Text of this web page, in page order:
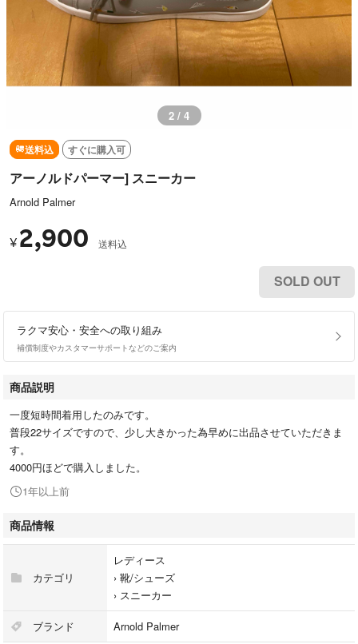
2 / 4
送料込 すぐに購入可
アーノルドパーマー] スニーカー
Arnold Palmer
¥ 2,900 送料込
SOLD OUT
ラクマ安心・安全への取り組み
補償制度やカスタマーサポートなどのご案内
商品説明
一度短時間着用したのみです。
普段22サイズですので、少し大きかった為早めに出品させていただきま
す。
4000円ほどで購入しました。
1年以上前
商品情報
カテゴリ
レディース
› 靴/シューズ
› スニーカー
ブランド Arnold Palmer